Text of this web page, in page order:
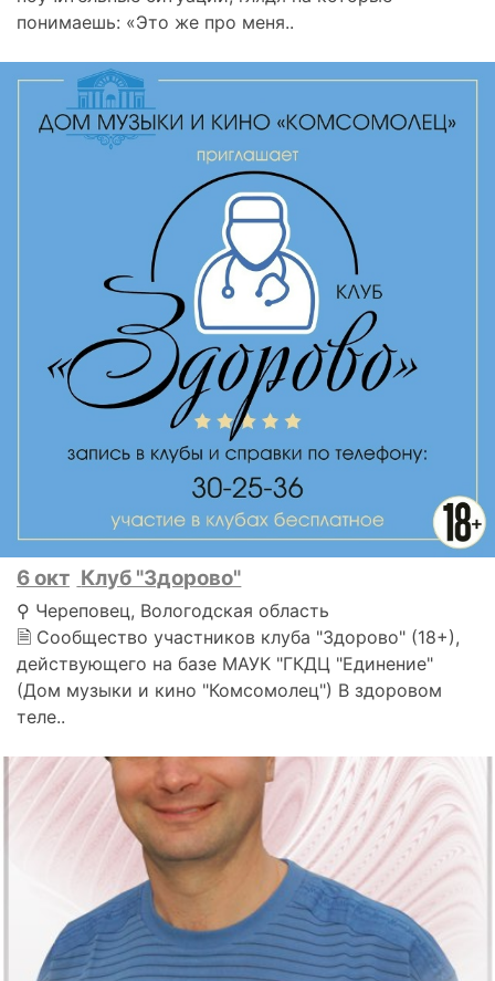
понимаешь: «Это же про меня..
6 окт Клуб "Здорово"
⚲ Череповец, Вологодская область
🗎 Сообщество участников клуба "Здорово" (18+),
действующего на базе МАУК "ГКДЦ "Единение"
(Дом музыки и кино "Комсомолец") В здоровом
теле..